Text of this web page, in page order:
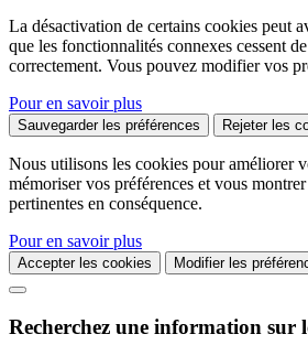
La désactivation de certains cookies peut
que les fonctionnalités connexes cessent
correctement. Vous pouvez modifier vos
Pour en savoir plus
Sauvegarder les préférences Rejeter les
Nous utilisons les cookies pour améliorer
mémoriser vos préférences et vous
pertinentes en conséquence.
Pour en savoir plus
Accepter les cookies Modifier les
Recherchez une information sur